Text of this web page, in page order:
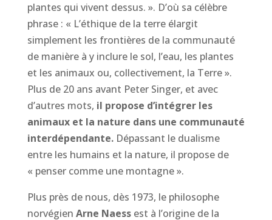
plantes qui vivent dessus. ». D’où sa célèbre
phrase : « L’éthique de la terre élargit
simplement les frontières de la communauté
de manière à y inclure le sol, l’eau, les plantes
et les animaux ou, collectivement, la Terre ».
Plus de 20 ans avant Peter Singer, et avec
d’autres mots, il propose d’intégrer les
animaux et la nature dans une communauté
interdépendante.Dépassant le dualisme
entre les humains et la nature, il propose de
« penser comme une montagne ».
Plus près de nous, dès 1973, le philosophe
norvégien Arne Naessest à l’origine de la